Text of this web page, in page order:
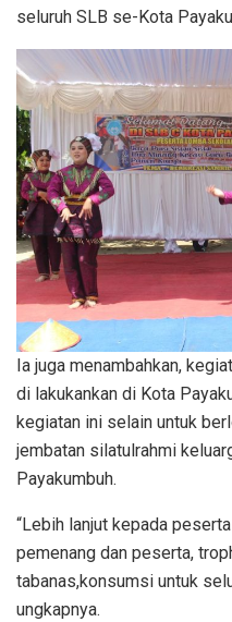
seluruh SLB se-Kota
Ia juga menambahkan,
di lakukankan di Kota
kegiatan ini selain untuk
jembatan silatulrahmi
Payakumbuh.
“Lebih lanjut kepada
pemenang dan peserta,
tabanas,konsumsi untuk
ungkapnya.